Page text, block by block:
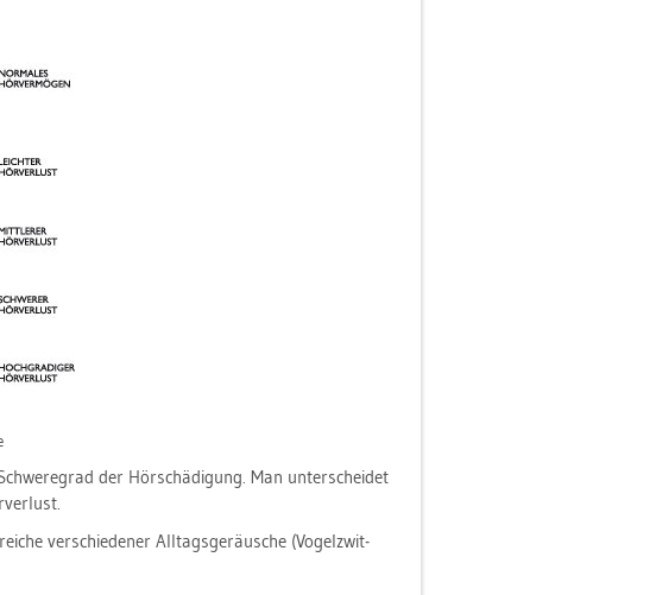
der Hör­schä­di­gung. Man un­ter­schei­det
ver­schie­de­ner All­tags­ge­räu­sche (Vo­gel­zwit­